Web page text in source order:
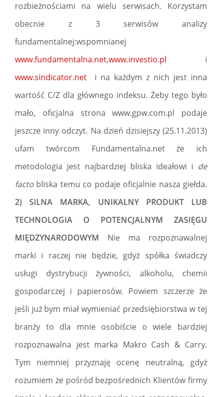
rozbieżnościami na wielu serwisach. Korzystam
obecnie z 3 serwisów analizy
fundamentalnej:wspomnianej
www.fundamentalna.net,www.investio.pl i
www.sindicator.net i na każdym z nich jest inna
wartość C/Z dla głównego indeksu. Żeby tego było
mało, oficjalna strona www.gpw.com.pl podaje
jeszcze inny odczyt. Na dzień dzisiejszy (25.11.2013)
ufam twórcom Fundamentalna.net że ich
metodologia jest najbardziej bliska ideałowi i de
facto bliska temu co podaje oficjalnie nasza giełda.
2) SILNA MARKA, UNIKALNY PRODUKT LUB
TECHNOLOGIA O POTENCJALNYM ZASIĘGU
MIĘDZYNARODOWYM Nie ma rozpoznawalnej
marki i raczej nie będzie, gdyż spółka świadczy
usługi dystrybucji żywności, alkoholu, chemii
gospodarczej i papierosów. Powiem szczerze że
jeśli już bym miał wymieniać przedsiębiorstwa w tej
branży to dla mnie osobiście o wiele bardziej
rozpoznawalna jest marka Makro Cash & Carry.
Tym niemniej przyznaję ocenę neutralną, gdyż
rozumiem że pośród bezpośrednich Klientów firmy